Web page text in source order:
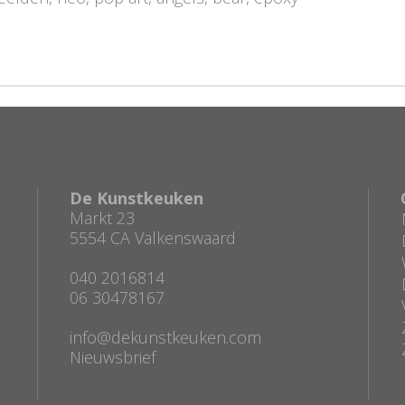
De Kunstkeuken
Markt 23
5554 CA Valkenswaard
040 2016814
06 30478167
info@dekunstkeuken.com
Nieuwsbrief